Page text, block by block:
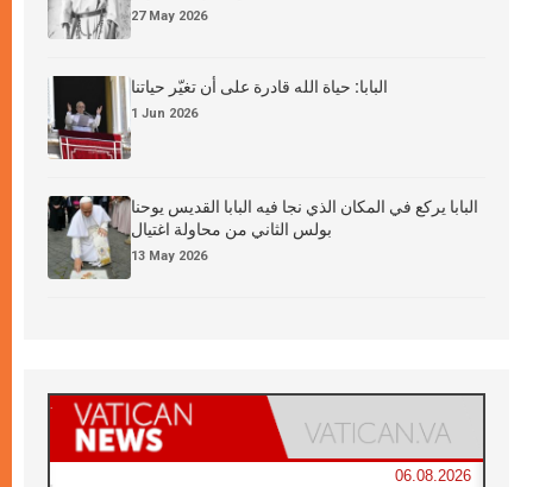
27 May 2026
البابا: حياة الله قادرة على أن تغيّر حياتنا
1 Jun 2026
البابا يركع في المكان الذي نجا فيه البابا القديس يوحنا
بولس الثاني من محاولة اغتيال
13 May 2026
06.08.2026